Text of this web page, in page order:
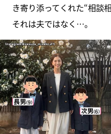
き寄り添ってくれた“相談
それは夫ではなく…。